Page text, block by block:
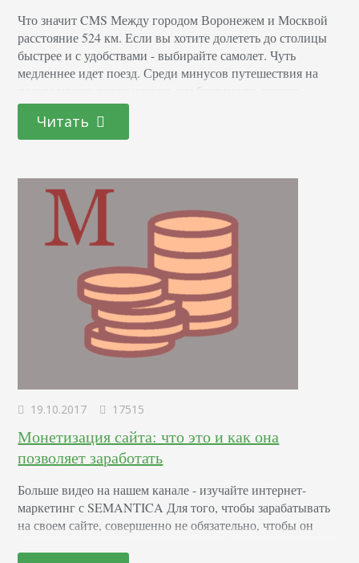
Что значит CMS Между городом Воронежем и Москвой
расстояние 524 км. Если вы хотите долететь до столицы
быстрее и с удобствами - выбирайте самолет. Чуть
медленнее идет поезд. Среди минусов путешествия на
поезде можно также назвать необходимость поиска
питания во время пути и закрытые на станциях туалеты.
Свои плюсы и минусы есть у путешествия на автомобиле,
также добраться до Москвы…
Читать
19.10.2017 17515
Монетизация сайта: что это и как она
позволяет заработать
Больше видео на нашем канале - изучайте интернет-
маркетинг с SEMANTICA Для того, чтобы зарабатывать
на своем сайте, совершенно не обязательно, чтобы он